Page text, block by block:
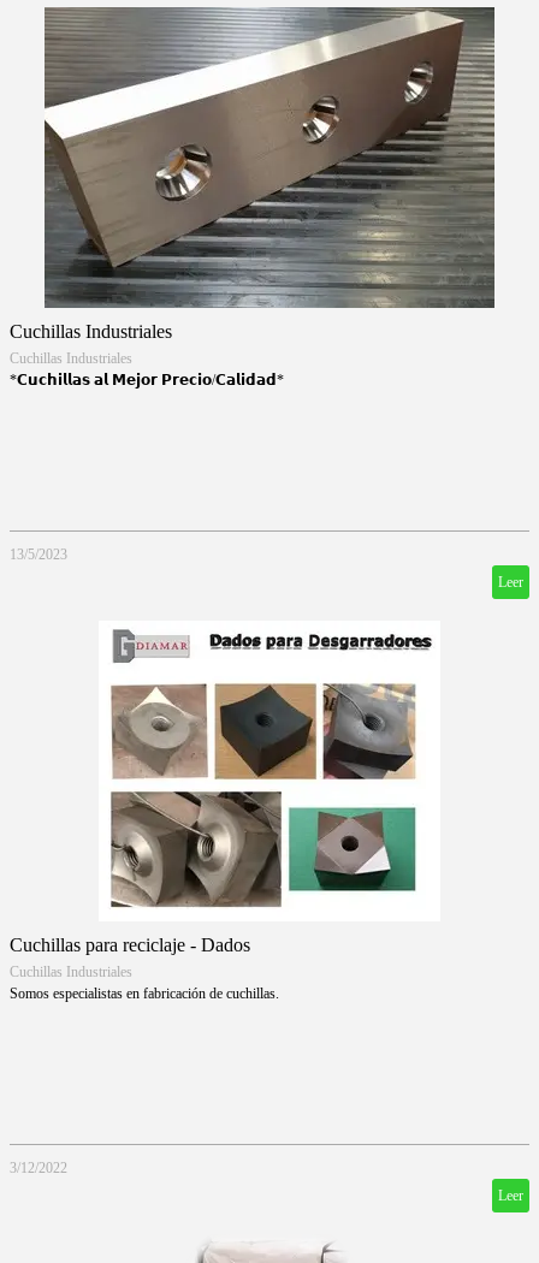
Cuchillas Industriales
Cuchillas Industriales
*𝗖𝘂𝗰𝗵𝗶𝗹𝗹𝗮𝘀 𝗮𝗹 𝗠𝗲𝗷𝗼𝗿 𝗣𝗿𝗲𝗰𝗶𝗼/𝗖𝗮𝗹𝗶𝗱𝗮𝗱*
13/5/2023
Leer
Cuchillas para reciclaje - Dados
Cuchillas Industriales
Somos especialistas en fabricación de cuchillas.
3/12/2022
Leer